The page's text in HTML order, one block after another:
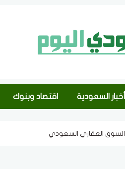
أخبار السعودية اقتصاد وبنوك
السوق العقاري السعودي